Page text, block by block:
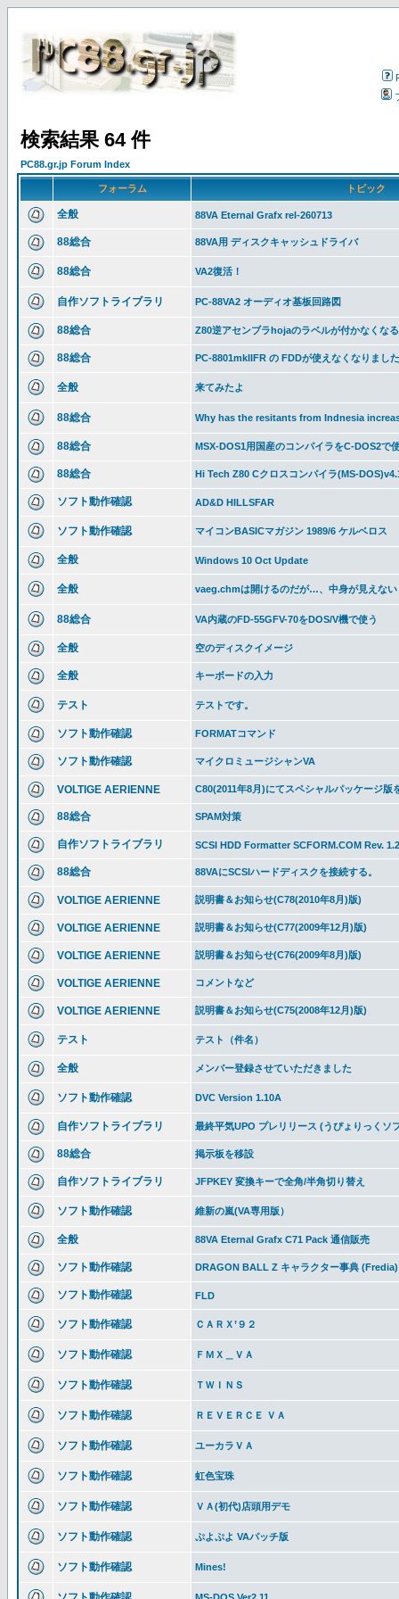
検索結果 64 件
PC88.gr.jp Forum Index
フォーラム トピック
全般 88VA Eternal Grafx rel-260713
88総合 88VA用 ディスクキャッシュドライバ
88総合 VA2復活！
自作ソフトライブラリ PC-88VA2 オーディオ基板回路図
88総合 Z80逆アセンブラhojaのラベルが付かなくな
88総合 PC-8801mkIIFR の FDDが使えなくなりまし
全般 来てみたよ
88総合 Why has the resitants from Indnesia
88総合 MSX-DOS1用国産のコンパイラをC-DOS2で
88総合 Hi Tech Z80 Cクロスコンパイラ(MS-
ソフト動作確認 AD&D HILLSFAR
ソフト動作確認 マイコンBASICマガジン 1989/6 ケルベロス
全般 Windows 10 Oct Update
全般 vaeg.chmは開けるのだが…、中身が見えない
88総合 VA内蔵のFD-55GFV-70をDOS/V機で使う
全般 空のディスクイメージ
全般 キーボードの入力
テスト テストです。
ソフト動作確認 FORMATコマンド
ソフト動作確認 マイクロミュージシャンVA
VOLTIGE AERIENNE C80(2011年8月)にてスペシャルパッケージ版
88総合 SPAM対策
自作ソフトライブラリ SCSI HDD Formatter SCFORM.COM Rev.
88総合 88VAにSCSIハードディスクを接続する。
VOLTIGE AERIENNE 説明書＆お知らせ(C78(2010年8月)版)
VOLTIGE AERIENNE 説明書＆お知らせ(C77(2009年12月)版)
VOLTIGE AERIENNE 説明書＆お知らせ(C76(2009年8月)版)
VOLTIGE AERIENNE コメントなど
VOLTIGE AERIENNE 説明書＆お知らせ(C75(2008年12月)版)
テスト テスト（件名）
全般 メンバー登録させていただきました
ソフト動作確認 DVC Version 1.10A
自作ソフトライブラリ 最終平気UPO プレリリース (うぴょりっくソ
88総合 掲示板を移設
自作ソフトライブラリ JFPKEY 変換キーで全角/半角切り替え
ソフト動作確認 維新の嵐(VA専用版）
全般 88VA Eternal Grafx C71 Pack 通信販売
ソフト動作確認 DRAGON BALL Z キャラクター事典 (Fredia)
ソフト動作確認 FLD
ソフト動作確認 ＣＡＲＸ’９２
ソフト動作確認 ＦＭＸ＿ＶＡ
ソフト動作確認 ＴＷＩＮＳ
ソフト動作確認 ＲＥＶＥＲＣＥ ＶＡ
ソフト動作確認 ユーカラＶＡ
ソフト動作確認 虹色宝珠
ソフト動作確認 ＶＡ(初代)店頭用デモ
ソフト動作確認 ぷよぷよ VAパッチ版
ソフト動作確認 Mines!